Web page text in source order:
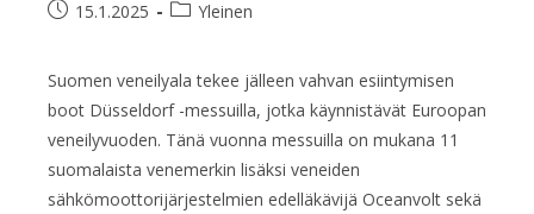
Artikkeli15.1.2025
Artikkelin
Yleinen
Suomen veneilyala tekee jälleen vahvan esiintymisen
boot Düsseldorf -messuilla, jotka käynnistävät Euroopan
veneilyvuoden. Tänä vuonna messuilla on mukana 11
suomalaista venemerkin lisäksi veneiden
sähkömoottorijärjestelmien edelläkävijä Oceanvolt sekä